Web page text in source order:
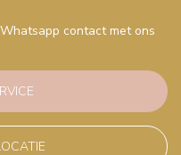
contact met ons